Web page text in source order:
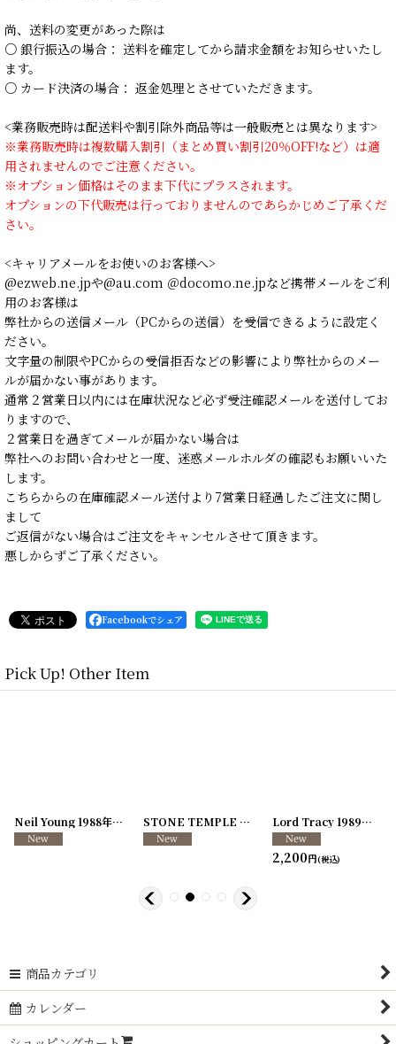
尚、送料の変更があった際は
○ 銀行振込の場合： 送料を確定してから請求金額をお知らせいたし
ます。
○ カード決済の場合： 返金処理とさせていただきます。
<業務販売時は配送料や割引除外商品等は一般販売とは異なります>
※業務販売時は複数購入割引（まとめ買い割引20％OFF!など）は適
用されませんのでご注意ください。
※オプション価格はそのまま下代にプラスされます。
オプションの下代販売は行っておりませんのであらかじめご了承くだ
さい。
<キャリアメールをお使いのお客様へ>
@ezweb.ne.jpや@au.com ＠docomo.ne.jpなど携帯メールをご利
用のお客様は
弊社からの送信メール（PCからの送信）を受信できるように設定く
ださい。
文字量の制限やPCからの受信拒否などの影響により弊社からのメー
ルが届かない事があります。
通常２営業日以内には在庫状況など必ず受注確認メールを送付してお
りますので、
２営業日を過ぎてメールが届かない場合は
弊社へのお問い合わせと一度、迷惑メールホルダの確認もお願いいた
します。
こちらからの在庫確認メール送付より7営業日経過したご注文に関し
まして
ご返信がない場合はご注文をキャンセルさせて頂きます。
悪しからずご了承ください。
Facebookでシェア
Pick Up! Other Item
[250726-04] [250726-31
Neil Young 1988年 This Note's For You Tour 250117-70]
STONE TEMPLE PILOTS 1996-1997年 TOUR96/97 Lord Tracy 1989年 Deaf Gods of Babylon Tour
2,200円(税込)
商品カテゴリ
カレンダー